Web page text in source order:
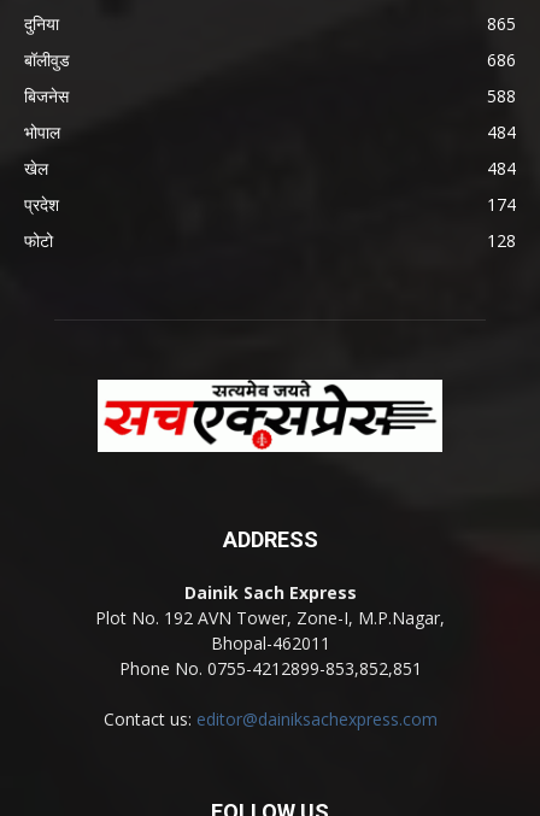
दुनिया
865
बॉलीवुड
686
बिजनेस
588
भोपाल
484
खेल
484
प्रदेश
174
फोटो
128
ADDRESS
Dainik Sach Express
Plot No. 192 AVN Tower, Zone-I, M.P.Nagar,
Bhopal-462011
Phone No. 0755-4212899-853,852,851
Contact us: editor@dainiksachexpress.com